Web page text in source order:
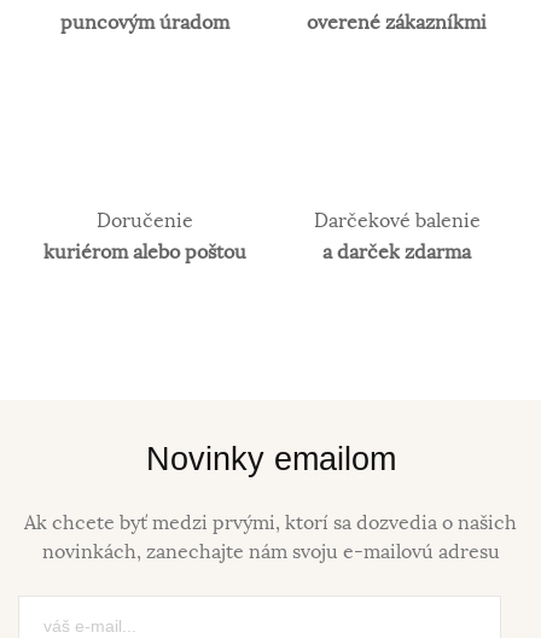
puncovým úradom
overené zákazníkmi
Doručenie
kuriérom alebo poštou
Darčekové balenie
a darček zdarma
Novinky emailom
Ak chcete byť medzi prvými, ktorí sa dozvedia o našich
novinkách, zanechajte nám svoju e-mailovú adresu